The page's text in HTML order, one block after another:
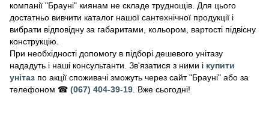
компанії "Брауні" киянам не складе труднощів. Для цього
достатньо вивчити каталог нашої сантехнічної продукції і
вибрати відповідну за габаритами, кольором, вартості підвісну
конструкцію.
При необхідності допомогу в підборі дешевого унітазу
нададуть і наші консультанти. Зв'язатися з ними і купити
унітаз по акції споживачі зможуть через сайт "Брауні" або за
телефоном ☎ (067) 404-39-19 . Вже сьогодні!